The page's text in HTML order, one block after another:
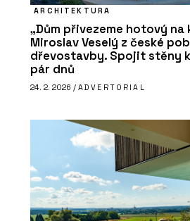
ARCHITEKTURA
„Dům přivezeme hotový na
Miroslav Veselý z české
dřevostavby. Spojit stěny
pár dnů
24. 2. 2026 / ADVERTORIAL